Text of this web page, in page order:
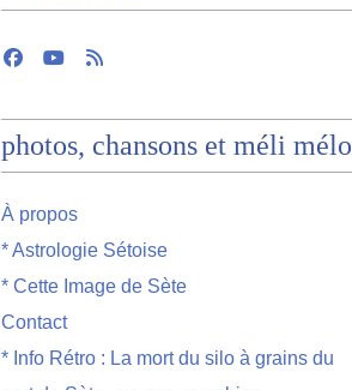
photos, chansons et méli mélo
À propos
* Astrologie Sétoise
* Cette Image de Sète
Contact
* Info Rétro : La mort du silo à grains du